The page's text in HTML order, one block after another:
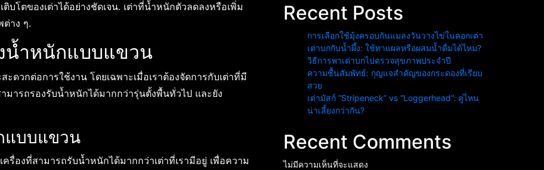
บโตของเต่าได้อย่างชัดเจน. เต่าที่น้ำหนักตัวลดลงหรือเพิ่ม
าง ๆ.
น้ำหนักแบบแขวน
วกต่อการใช้งาน โดยเฉพาะเมื่อเราต้องจัดการกับเต่าที่มี
ารถรองรับน้ำหนักได้มากกว่ารุ่นตั้งพื้นทั่วไป และยัง
แบบแขวน
ครื่องที่สามารถรับน้ำหนักได้มากกว่าเต่าที่เรามีอยู่ เพื่อความ
Recent Posts
การเลือกใช้มุ้งครอบกันแมลงวันวางไข่ในคอกเต่า
เต่าบกกับน้ำผึ้ง: ใช้ทาแผลหรือผสมน้ำดื่มได้ไหม?
วิธีการพาเต่าบกไปตรวจสุขภาพประจำปี
ความชื้นสัมพัทธ์: กุญแจสำคัญของกระดองที่เรียบ
สวย
เต่ามัสก์ “Stripeneck” vs “Loggerhead”: คู่ไหน
น่าเลี้ยงกว่ากัน?
Recent Comments
ไม่มีความเห็นที่จะแสดง